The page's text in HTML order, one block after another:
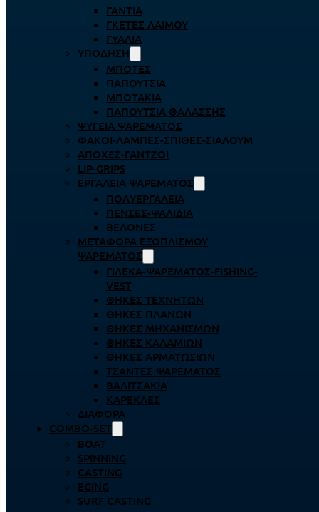
ΓΆΝΤΙΑ
ΓΚΈΤΕΣ ΛΑΊΜΟΥ
ΓΥΑΛΙΆ
ΥΠΌΔΗΣΗ
ΜΠΌΤΕΣ
ΠΑΠΟΎΤΣΙΑ
ΜΠΟΤΆΚΙΑ
ΠΑΠΟΎΤΣΙΑ ΘΑΛΆΣΣΗΣ
ΨΥΓΕΊΑ ΨΑΡΈΜΑΤΟΣ
ΦΑΚΟΊ-ΛΆΜΠΕΣ-ΣΠΊΘΕΣ-ΣΊΑΛΟΥΜ
ΑΠΌΧΕΣ-ΓΆΝΤΖΟΙ
LIP-GRIPS
EΡΓΑΛΕΊΑ ΨΑΡΈΜΑΤΟΣ
ΠΟΛΥΕΡΓΑΛΕΊΑ
ΠΈΝΣΕΣ-ΨΑΛΊΔΙΑ
ΒΕΛΌΝΕΣ
ΜΕΤΑΦΟΡΆ ΕΞΟΠΛΙΣΜΟΎ
ΨΑΡΈΜΑΤΟΣ
ΓΙΛΈΚΑ-ΨΑΡΈΜΑΤΟΣ-FISHING-
VEST
ΘΉΚΕΣ ΤΕΧΝΗΤΏΝ
ΘΉΚΕΣ ΠΛΆΝΩΝ
ΘΉΚΕΣ ΜΗΧΑΝΙΣΜΏΝ
ΘΉΚΕΣ ΚΑΛΑΜΙΏΝ
ΘΉΚΕΣ ΑΡΜΑΤΩΣΙΏΝ
ΤΣΆΝΤΕΣ ΨΑΡΈΜΑΤΟΣ
ΒΑΛΙΤΣΆΚΙΑ
ΚΑΡΈΚΛΕΣ
ΔΙΆΦΟΡΑ
COMBO-SET
BOAT
SPINNING
CASTING
EGING
SURF CASTING